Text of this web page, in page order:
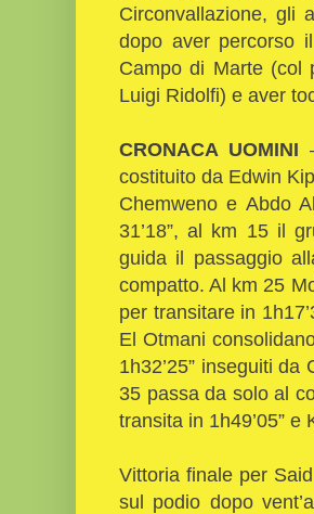
Circonvallazione, gli
dopo aver percorso
Campo di Marte (col
Luigi Ridolfi) e aver
CRONACA UOMINI
costituito da Edwin
Chemweno e Abdo
31’18”, al km 15 il
guida il passaggio
compatto. Al km 25
per transitare in
El Otmani
1h32’25” inseguiti
35 passa da solo al
transita in 1h49’05” e
Vittoria finale per
sul podio dopo